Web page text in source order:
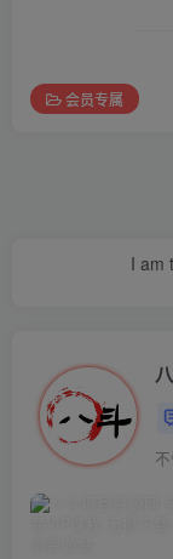
会员专属
I am